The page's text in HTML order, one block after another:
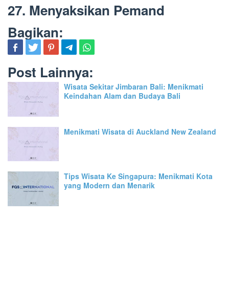
27. Menyaksikan Pemand
Bagikan:
Post Lainnya:
Wisata Sekitar Jimbaran Bali: Menikmati
Keindahan Alam dan Budaya Bali
Menikmati Wisata di Auckland New Zealand
Tips Wisata Ke Singapura: Menikmati Kota
yang Modern dan Menarik